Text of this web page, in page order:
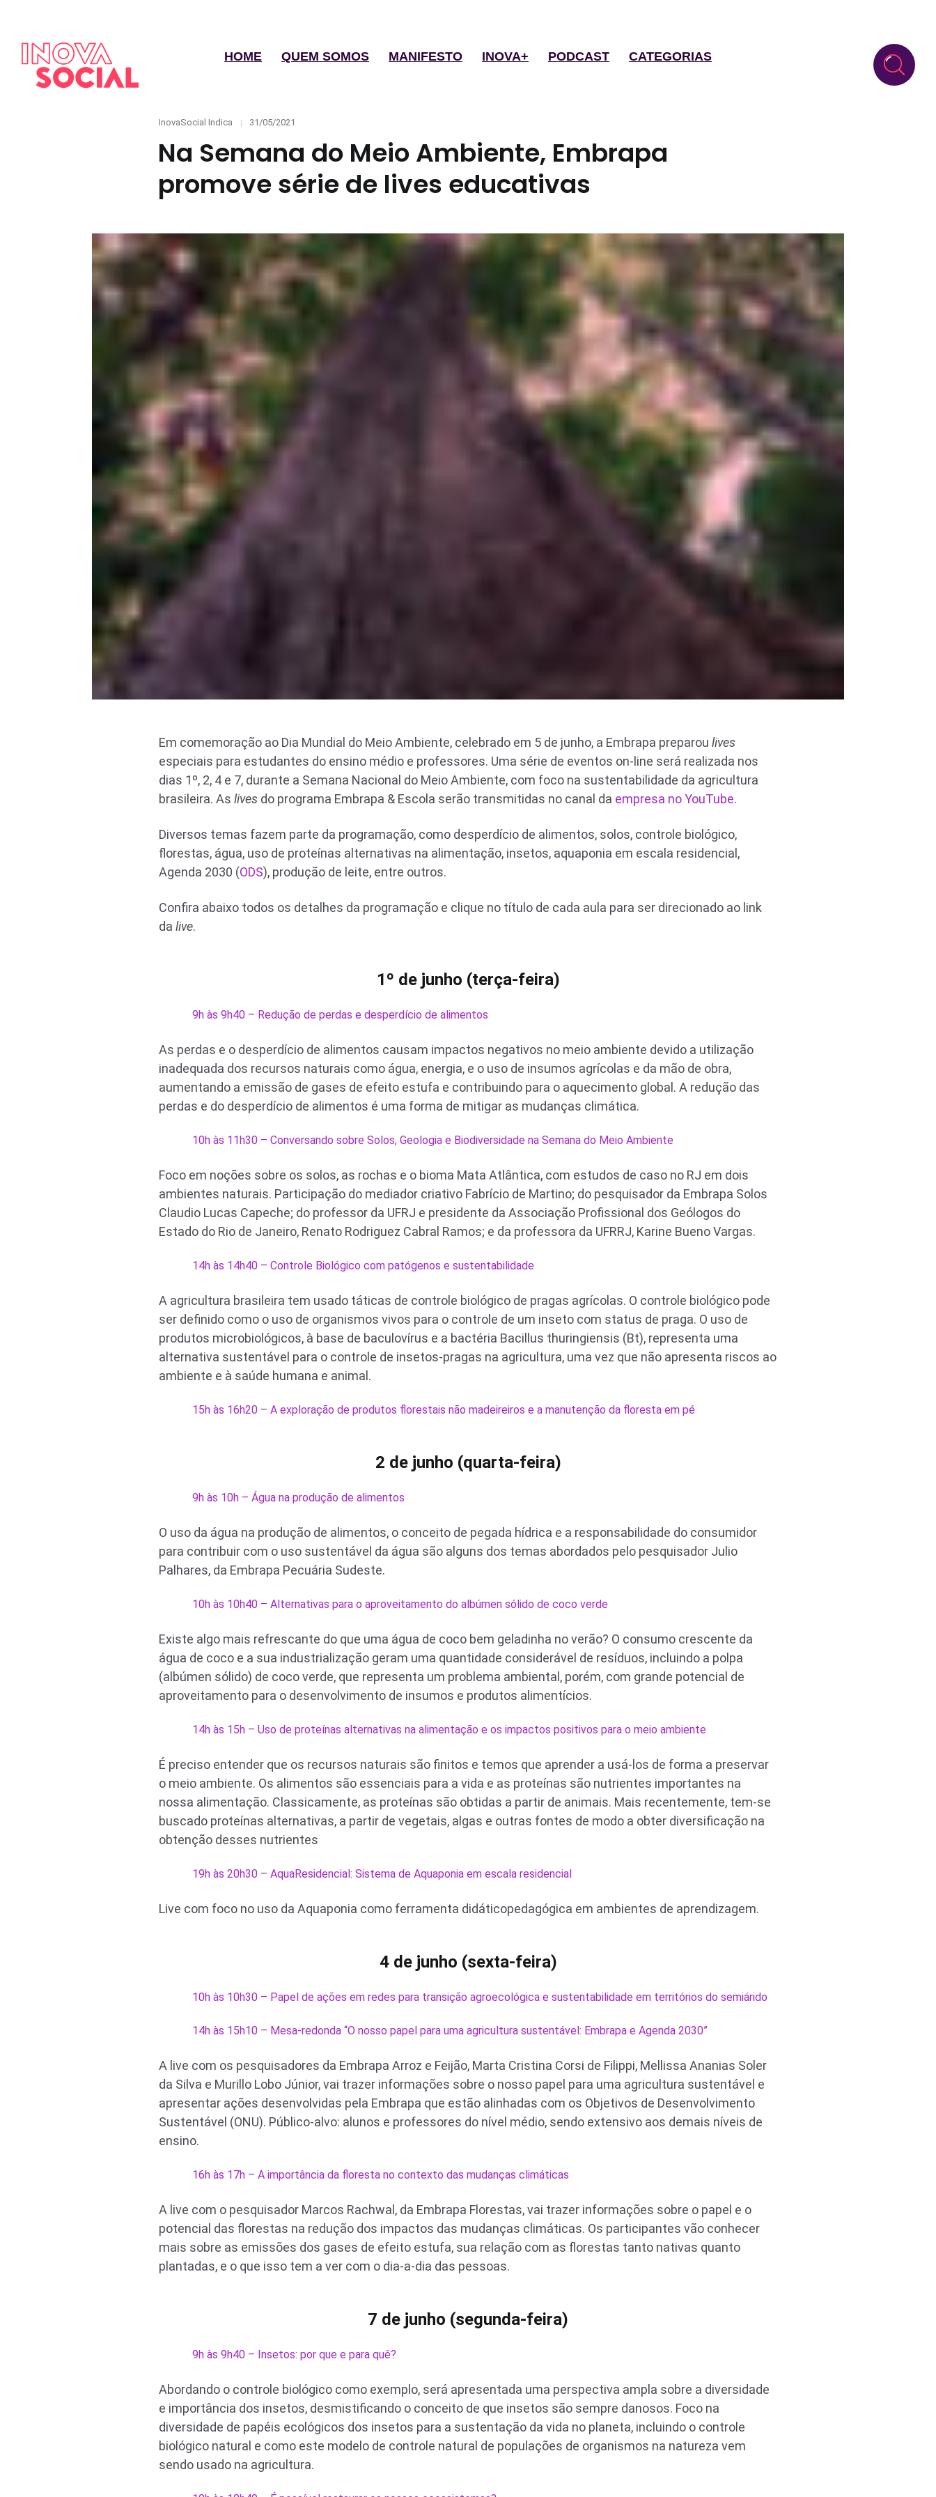
HOME QUEM SOMOS MANIFESTO INOVA+ PODCAST CATEGORIAS
Categories
InovaSocial Indica
Posted
31/05/2021
Na Semana do Meio Ambiente, Embrapa
promove série de lives educativas
Em comemoração ao Dia Mundial do Meio Ambiente, celebrado em 5 de junho, a Embrapa preparou lives
especiais para estudantes do ensino médio e professores. Uma série de eventos on-line será realizada nos
dias 1º, 2, 4 e 7, durante a Semana Nacional do Meio Ambiente, com foco na sustentabilidade da agricultura
brasileira. As lives do programa Embrapa & Escola serão transmitidas no canal da empresa no YouTube.
Diversos temas fazem parte da programação, como desperdício de alimentos, solos, controle biológico,
florestas, água, uso de proteínas alternativas na alimentação, insetos, aquaponia em escala residencial,
Agenda 2030 (ODS), produção de leite, entre outros.
Confira abaixo todos os detalhes da programação e clique no título de cada aula para ser direcionado ao link
da live.
1º de junho (terça-feira)
9h às 9h40 – Redução de perdas e desperdício de alimentos
As perdas e o desperdício de alimentos causam impactos negativos no meio ambiente devido a utilização
inadequada dos recursos naturais como água, energia, e o uso de insumos agrícolas e da mão de obra,
aumentando a emissão de gases de efeito estufa e contribuindo para o aquecimento global. A redução das
perdas e do desperdício de alimentos é uma forma de mitigar as mudanças climática.
10h às 11h30 – Conversando sobre Solos, Geologia e Biodiversidade na Semana do Meio Ambiente
Foco em noções sobre os solos, as rochas e o bioma Mata Atlântica, com estudos de caso no RJ em dois
ambientes naturais. Participação do mediador criativo Fabrício de Martino; do pesquisador da Embrapa Solos
Claudio Lucas Capeche; do professor da UFRJ e presidente da Associação Profissional dos Geólogos do
Estado do Rio de Janeiro, Renato Rodriguez Cabral Ramos; e da professora da UFRRJ, Karine Bueno Vargas.
14h às 14h40 – Controle Biológico com patógenos e sustentabilidade
A agricultura brasileira tem usado táticas de controle biológico de pragas agrícolas. O controle biológico pode
ser definido como o uso de organismos vivos para o controle de um inseto com status de praga. O uso de
produtos microbiológicos, à base de baculovírus e a bactéria Bacillus thuringiensis (Bt), representa uma
alternativa sustentável para o controle de insetos-pragas na agricultura, uma vez que não apresenta riscos ao
ambiente e à saúde humana e animal.
15h às 16h20 – A exploração de produtos florestais não madeireiros e a manutenção da floresta em pé
2 de junho (quarta-feira)
9h às 10h – Água na produção de alimentos
O uso da água na produção de alimentos, o conceito de pegada hídrica e a responsabilidade do consumidor
para contribuir com o uso sustentável da água são alguns dos temas abordados pelo pesquisador Julio
Palhares, da Embrapa Pecuária Sudeste.
10h às 10h40 – Alternativas para o aproveitamento do albúmen sólido de coco verde
Existe algo mais refrescante do que uma água de coco bem geladinha no verão? O consumo crescente da
água de coco e a sua industrialização geram uma quantidade considerável de resíduos, incluindo a polpa
(albúmen sólido) de coco verde, que representa um problema ambiental, porém, com grande potencial de
aproveitamento para o desenvolvimento de insumos e produtos alimentícios.
14h às 15h – Uso de proteínas alternativas na alimentação e os impactos positivos para o meio ambiente
É preciso entender que os recursos naturais são finitos e temos que aprender a usá-los de forma a preservar
o meio ambiente. Os alimentos são essenciais para a vida e as proteínas são nutrientes importantes na
nossa alimentação. Classicamente, as proteínas são obtidas a partir de animais. Mais recentemente, tem-se
buscado proteínas alternativas, a partir de vegetais, algas e outras fontes de modo a obter diversificação na
obtenção desses nutrientes
19h às 20h30 – AquaResidencial: Sistema de Aquaponia em escala residencial
Live com foco no uso da Aquaponia como ferramenta didáticopedagógica em ambientes de aprendizagem.
4 de junho (sexta-feira)
10h às 10h30 – Papel de ações em redes para transição agroecológica e sustentabilidade em territórios do semiárido
14h às 15h10 – Mesa-redonda “O nosso papel para uma agricultura sustentável: Embrapa e Agenda 2030”
A live com os pesquisadores da Embrapa Arroz e Feijão, Marta Cristina Corsi de Filippi, Mellissa Ananias Soler
da Silva e Murillo Lobo Júnior, vai trazer informações sobre o nosso papel para uma agricultura sustentável e
apresentar ações desenvolvidas pela Embrapa que estão alinhadas com os Objetivos de Desenvolvimento
Sustentável (ONU). Público-alvo: alunos e professores do nível médio, sendo extensivo aos demais níveis de
ensino.
16h às 17h – A importância da floresta no contexto das mudanças climáticas
A live com o pesquisador Marcos Rachwal, da Embrapa Florestas, vai trazer informações sobre o papel e o
potencial das florestas na redução dos impactos das mudanças climáticas. Os participantes vão conhecer
mais sobre as emissões dos gases de efeito estufa, sua relação com as florestas tanto nativas quanto
plantadas, e o que isso tem a ver com o dia-a-dia das pessoas.
7 de junho (segunda-feira)
9h às 9h40 – Insetos: por que e para quê?
Abordando o controle biológico como exemplo, será apresentada uma perspectiva ampla sobre a diversidade
e importância dos insetos, desmistificando o conceito de que insetos são sempre danosos. Foco na
diversidade de papéis ecológicos dos insetos para a sustentação da vida no planeta, incluindo o controle
biológico natural e como este modelo de controle natural de populações de organismos na natureza vem
sendo usado na agricultura.